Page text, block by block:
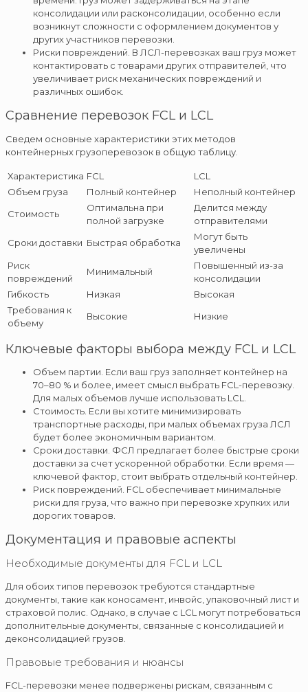
консолидации или расконсолидации, особенно если
возникнут сложности с оформлением документов у
других участников перевозки.
Риски повреждений. В ЛСЛ-перевозках ваш груз может
контактировать с товарами других отправителей, что
увеличивает риск механических повреждений и
различных ошибок.
Сравнение перевозок FCL и LCL
Сведем основные характеристики этих методов
контейнерных грузоперевозок в общую таблицу.
Характеристика FCL
LCL
Объем груза
Полный контейнер
Неполный контейнер
Стоимость
Оптимальна при
полной загрузке
Делится между
отправителями
Сроки доставки Быстрая обработка
Могут быть
увеличены
Риск
повреждений
Минимальный
Повышенный из-за
консолидации
Гибкость
Низкая
Высокая
Требования к
объему
Высокие Низкие
Ключевые факторы выбора между FCL и LCL
Объем партии. Если ваш груз заполняет контейнер на
70–80 % и более, имеет смысл выбрать FCL-перевозку.
Для малых объемов лучше использовать LCL.
Стоимость. Если вы хотите минимизировать
транспортные расходы, при малых объемах груза ЛСЛ
будет более экономичным вариантом.
Сроки доставки. ФСЛ предлагает более быстрые сроки
доставки за счет ускоренной обработки. Если время —
ключевой фактор, стоит выбрать отдельный контейнер.
Риск повреждений. FCL обеспечивает минимальные
риски для груза, что важно при перевозке хрупких или
дорогих товаров.
Документация и правовые аспекты
Необходимые документы для FCL и LCL
Для обоих типов перевозок требуются стандартные
документы, такие как коносамент, инвойс, упаковочный лист и
страховой полис. Однако, в случае с LCL могут потребоваться
дополнительные документы, связанные с консолидацией и
деконсолидацией грузов.
Правовые требования и нюансы
FCL-перевозки менее подвержены рискам, связанным с